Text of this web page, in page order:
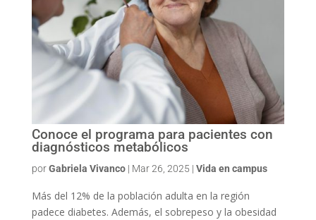
Conoce el programa para pacientes con
diagnósticos metabólicos
porGabriela Vivanco| Mar 26, 2025 | Vida en campus
Más del 12% de la población adulta en la región
padece diabetes. Además, el sobrepeso y la obesidad